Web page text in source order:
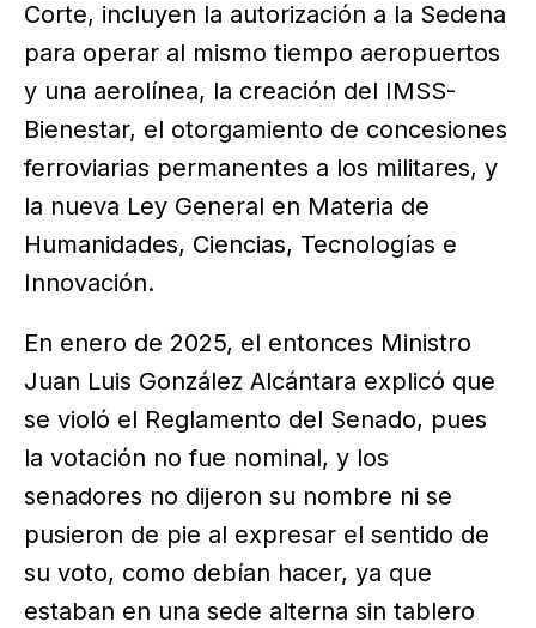
Corte, incluyen la autorización a la Sedena
para operar al mismo tiempo aeropuertos
y una aerolínea, la creación del IMSS-
Bienestar, el otorgamiento de concesiones
ferroviarias permanentes a los militares, y
la nueva Ley General en Materia de
Humanidades, Ciencias, Tecnologías e
Innovación.
En enero de 2025, el entonces Ministro
Juan Luis González Alcántara explicó que
se violó el Reglamento del Senado, pues
la votación no fue nominal, y los
senadores no dijeron su nombre ni se
pusieron de pie al expresar el sentido de
su voto, como debían hacer, ya que
estaban en una sede alterna sin tablero